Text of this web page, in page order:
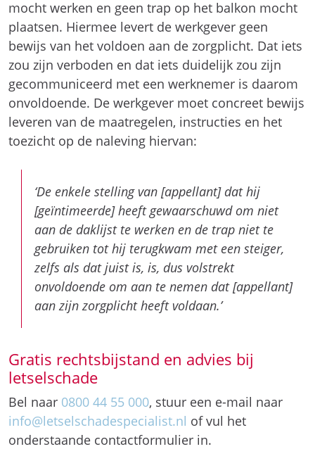
mocht werken en geen trap op het balkon mocht
plaatsen. Hiermee levert de werkgever geen
bewijs van het voldoen aan de zorgplicht. Dat iets
zou zijn verboden en dat iets duidelijk zou zijn
gecommuniceerd met een werknemer is daarom
onvoldoende. De werkgever moet concreet bewijs
leveren van de maatregelen, instructies en het
toezicht op de naleving hiervan:
‘De enkele stelling van [appellant] dat hij
[geïntimeerde] heeft gewaarschuwd om niet
aan de daklijst te werken en de trap niet te
gebruiken tot hij terugkwam met een steiger,
zelfs als dat juist is, is, dus volstrekt
onvoldoende om aan te nemen dat [appellant]
aan zijn zorgplicht heeft voldaan.’
Gratis rechtsbijstand en advies bij
letselschade
Bel naar 0800 44 55 000, stuur een e-mail naar
info@letselschadespecialist.nl of vul het
onderstaande contactformulier in.